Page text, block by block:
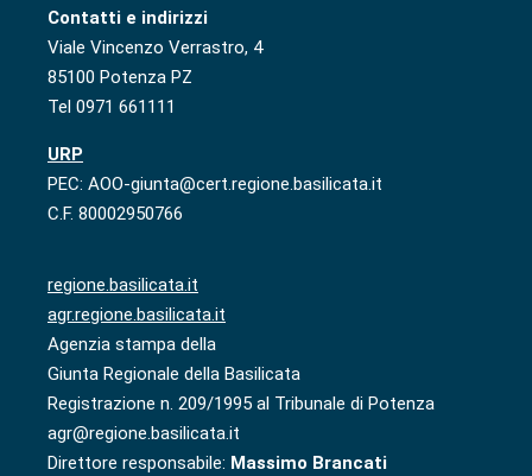
Contatti e indirizzi
Viale Vincenzo Verrastro, 4
85100 Potenza PZ
Tel 0971 661111
URP
PEC: AOO-giunta@cert.regione.basilicata.it
C.F. 80002950766
regione.basilicata.it
agr.regione.basilicata.it
Agenzia stampa della
Giunta Regionale della Basilicata
Registrazione n. 209/1995 al Tribunale di Potenza
agr@regione.basilicata.it
Direttore responsabile: Massimo Brancati